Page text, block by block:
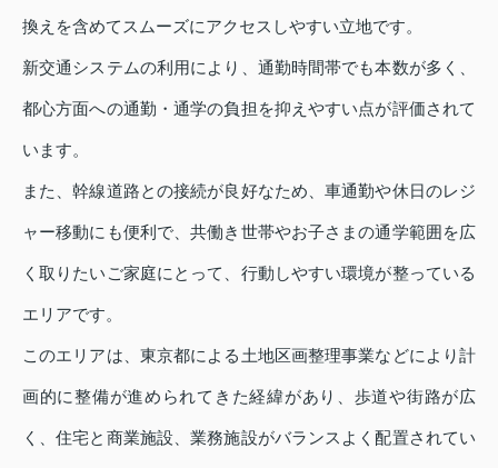
換えを含めてスムーズにアクセスしやすい立地です。
新交通システムの利用により、通勤時間帯でも本数が多く、
都心方面への通勤・通学の負担を抑えやすい点が評価されて
います。
また、幹線道路との接続が良好なため、車通勤や休日のレジ
ャー移動にも便利で、共働き世帯やお子さまの通学範囲を広
く取りたいご家庭にとって、行動しやすい環境が整っている
エリアです。
このエリアは、東京都による土地区画整理事業などにより計
画的に整備が進められてきた経緯があり、歩道や街路が広
く、住宅と商業施設、業務施設がバランスよく配置されてい